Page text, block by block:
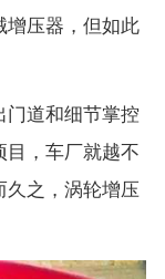
增压器，但如此
门道和细节掌控
目，车厂就越不
久之，涡轮增压